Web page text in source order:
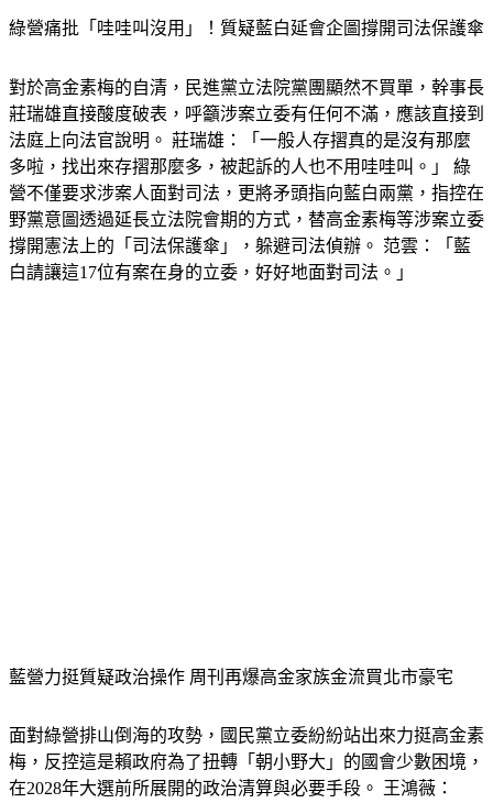
綠營痛批「哇哇叫沒用」！質疑藍白延會企圖撐開司法保護傘
對於高金素梅的自清，民進黨立法院黨團顯然不買單，幹事長
莊瑞雄直接酸度破表，呼籲涉案立委有任何不滿，應該直接到
法庭上向法官說明。 莊瑞雄：「一般人存摺真的是沒有那麼
多啦，找出來存摺那麼多，被起訴的人也不用哇哇叫。」 綠
營不僅要求涉案人面對司法，更將矛頭指向藍白兩黨，指控在
野黨意圖透過延長立法院會期的方式，替高金素梅等涉案立委
撐開憲法上的「司法保護傘」，躲避司法偵辦。 范雲：「藍
白請讓這17位有案在身的立委，好好地面對司法。」
藍營力挺質疑政治操作 周刊再爆高金家族金流買北市豪宅
面對綠營排山倒海的攻勢，國民黨立委紛紛站出來力挺高金素
梅，反控這是賴政府為了扭轉「朝小野大」的國會少數困境，
在2028年大選前所展開的政治清算與必要手段。 王鴻薇：